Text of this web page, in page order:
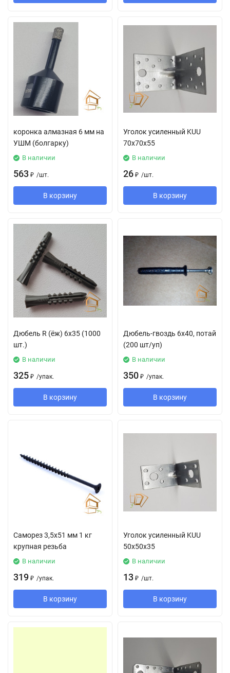
коронка алмазная 6 мм на
УШМ (болгарку)
В наличии
563 ₽ /шт.
В корзину
Уголок усиленный KUU
70х70х55
В наличии
26 ₽ /шт.
В корзину
Дюбель R (ёж) 6х35 (1000
шт.)
В наличии
325 ₽ /упак.
В корзину
Дюбель-гвоздь 6х40, потай
(200 шт/уп)
В наличии
350 ₽ /упак.
В корзину
Саморез 3,5х51 мм 1 кг
крупная резьба
В наличии
319 ₽ /упак.
В корзину
Уголок усиленный KUU
50х50х35
В наличии
13 ₽ /шт.
В корзину